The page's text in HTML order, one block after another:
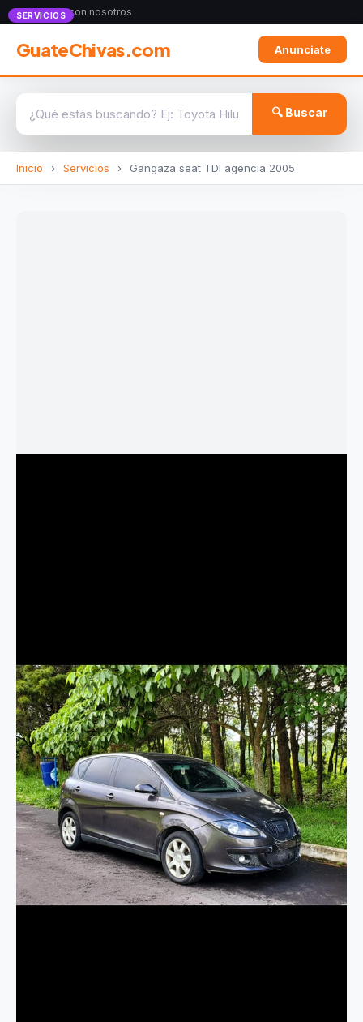
Anunciate con nosotros
GuateChivas.com Anunciate
🔍 Buscar
Inicio › Servicios › Gangaza seat TDI agencia 2005
SERVICIOS